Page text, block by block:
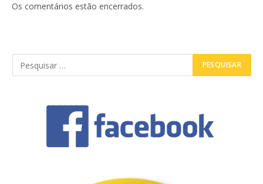
Os comentários estão encerrados.